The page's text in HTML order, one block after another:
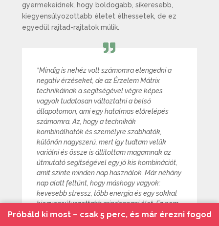
gyermekeidnek, hogy boldogabb, sikeresebb,
kiegyensúlyozottabb életet élhessetek, de ez
egyedül rajtad-rajtatok múlik.
“Mindig is nehéz volt számomra elengedni a
negatív érzéseket, de az Érzelem Mátrix
technikáinak a segítségével végre képes
vagyok tudatosan változtatni a belső
állapotomon, ami egy hatalmas előrelépés
számomra. Az, hogy a technikák
kombinálhatók és személyre szabhatók,
különön nagyszerű, mert így tudtam velük
variálni és össze is állítottam magamnak az
útmutató segítségével egy jó kis kombinációt,
amit szinte minden nap használok. Már néhány
nap alatt feltűnt, hogy máshogy vagyok:
kevesebb stressz, több energia és egy sokkal
kiegyensúlyozottabb mindennapi élet. Ez nem
csak egy program, hanem egy életre szóló
Próbáld ki most – csak 5 perc, és már érezni fogod